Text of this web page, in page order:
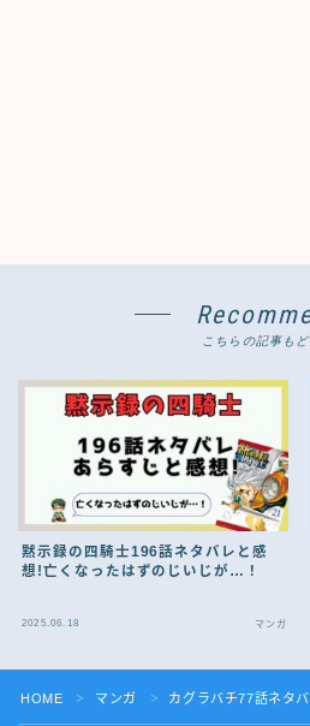
こちらの記事も
黙示録の四騎士196話ネタバレと感
想!亡くなったはずのじいじが…！
2025.06.18 マンガ
HOME ＞ マンガ ＞ カグラバチ77話ネタ